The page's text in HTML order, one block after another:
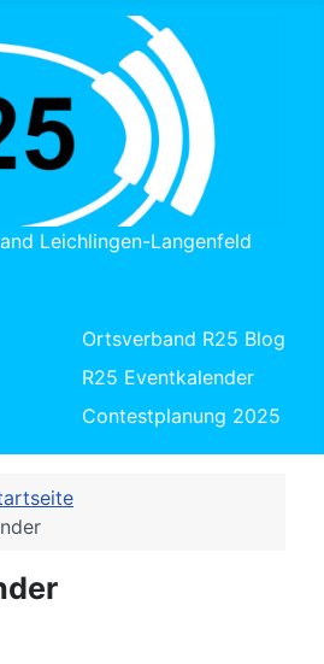
Leichlingen-Langenfeld
Ortsverband R25 Blog
R25 Eventkalender
Contestplanung 2025